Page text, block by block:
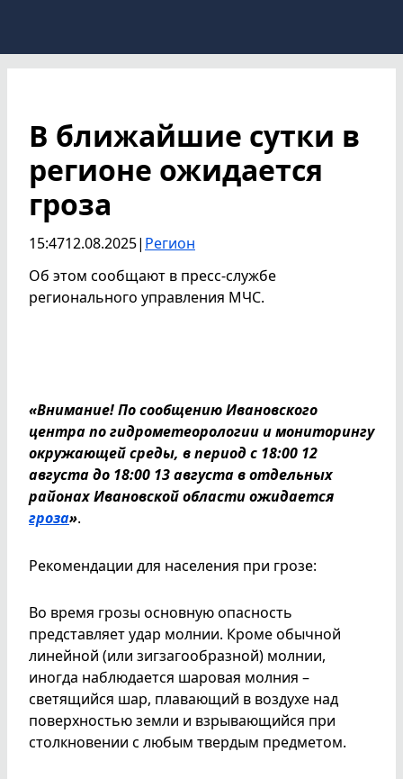
В ближайшие сутки в
регионе ожидается
гроза
15:4712.08.2025| Регион
Об этом сообщают в пресс-службе
регионального управления МЧС.
«Внимание! По сообщению Ивановского
центра по гидрометеорологии и мониторингу
окружающей среды, в период с 18:00 12
августа до 18:00 13 августа в отдельных
районах Ивановской области ожидается
гроза».
Рекомендации для населения при грозе:
Во время грозы основную опасность
представляет удар молнии. Кроме обычной
линейной (или зигзагообразной) молнии,
иногда наблюдается шаровая молния –
светящийся шар, плавающий в воздухе над
поверхностью земли и взрывающийся при
столкновении с любым твердым предметом.